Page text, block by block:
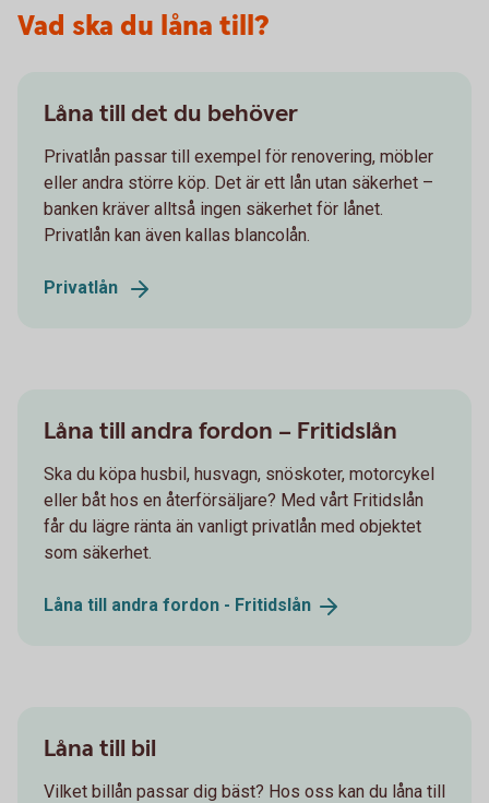
Vad ska du låna till?
Låna till det du behöver
Privatlån passar till exempel för renovering, möbler
eller andra större köp. Det är ett lån utan säkerhet –
banken kräver alltså ingen säkerhet för lånet.
Privatlån kan även kallas blancolån.
Privatlån
Låna till andra fordon – Fritidslån
Ska du köpa husbil, husvagn, snöskoter, motorcykel
eller båt hos en återförsäljare? Med vårt Fritidslån
får du lägre ränta än vanligt privatlån med objektet
som säkerhet.
Låna till andra fordon - Fritidslån
Låna till bil
Vilket billån passar dig bäst? Hos oss kan du låna till